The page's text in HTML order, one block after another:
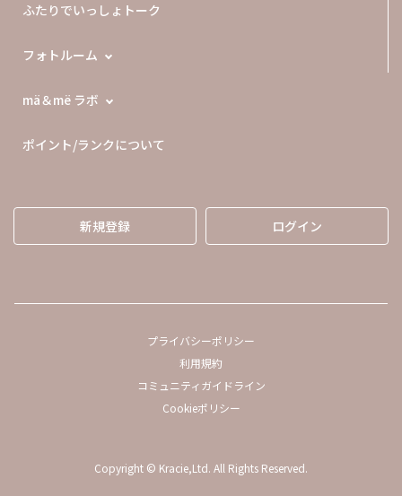
ふたりでいっしょトーク
フォトルーム
mä＆më ラボ
ポイント/ランクについて
新規登録 ログイン
プライバシーポリシー
利用規約
コミュニティガイドライン
Cookieポリシー
Copyright © Kracie,Ltd. All Rights Reserved.